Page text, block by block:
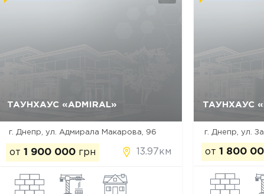
ТАУНХАУС «ADMIRAL»
г. Днепр, ул. Адмирала Макарова, 96
от 1 900 000 грн 13.97км
Да, удалить Отмена ТАУНХАУС
г. Днепр, ул.
от 1 800